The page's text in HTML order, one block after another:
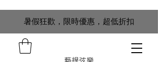
藝提弦樂
​暑假狂歡，限時優惠，超低折扣